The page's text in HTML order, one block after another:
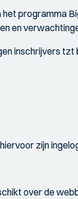
programma
en
inschrijvers tzt
zijn
over de